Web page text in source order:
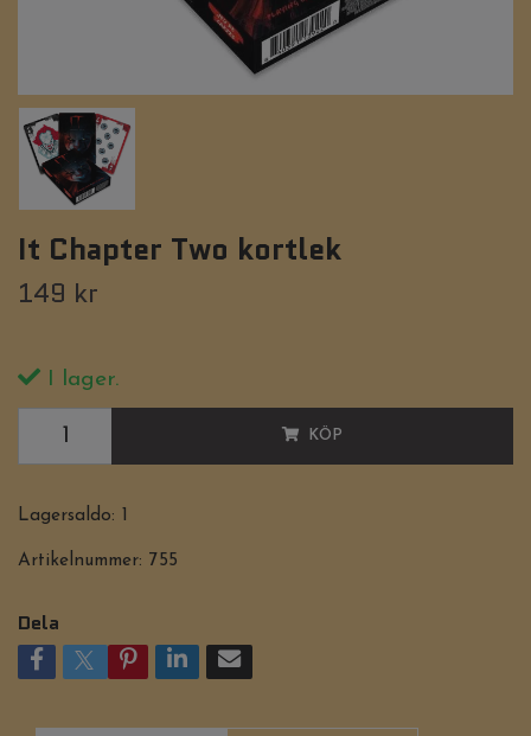
It Chapter Two kortlek
149 kr
I lager.
KÖP
Lagersaldo: 1
Artikelnummer: 755
Dela